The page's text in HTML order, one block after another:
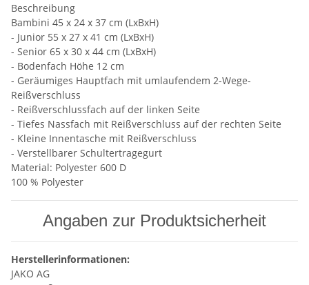
Beschreibung
Bambini 45 x 24 x 37 cm (LxBxH)
- Junior 55 x 27 x 41 cm (LxBxH)
- Senior 65 x 30 x 44 cm (LxBxH)
- Bodenfach Höhe 12 cm
- Geräumiges Hauptfach mit umlaufendem 2-Wege-
Reißverschluss
- Reißverschlussfach auf der linken Seite
- Tiefes Nassfach mit Reißverschluss auf der rechten Seite
- Kleine Innentasche mit Reißverschluss
- Verstellbarer Schultertragegurt
Material: Polyester 600 D
100 % Polyester
Angaben zur Produktsicherheit
Herstellerinformationen:
JAKO AG